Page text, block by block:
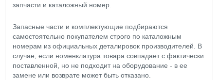
запчасти и каталожный номер.
Запасные части и комплектующие подбираются
самостоятельно покупателем строго по каталожным
номерам из официальных деталировок производителей. В
случае, если номенклатура товара совпадает с фактически
поставленной, но не подходит на оборудование - в ее
замене или возврате может быть отказано.